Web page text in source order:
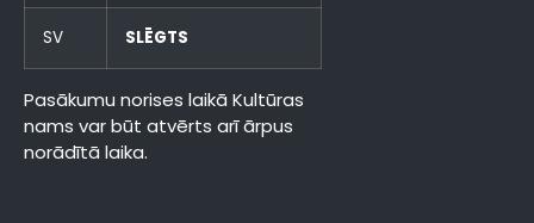
SV SLĒGTS
Pasākumu norises laikā Kultūras
nams var būt atvērts arī ārpus
norādītā laika.